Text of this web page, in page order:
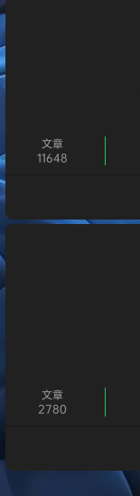
文章
11648
文章
2780